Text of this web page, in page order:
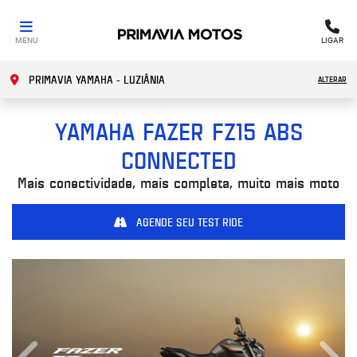
MENU LIGAR
PRIMAVIA YAMAHA - LUZIÂNIA ALTERAR
YAMAHAFAZER FZ15 ABS
CONNECTED
Mais conectividade, mais completa, muito mais moto
AGENDE SEU TEST RIDE